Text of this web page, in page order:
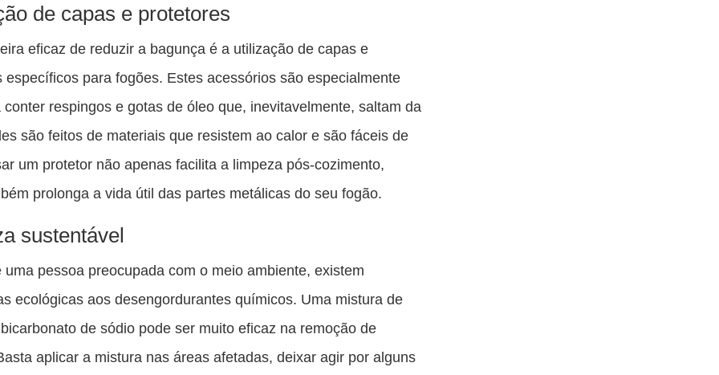
de capas e protetores
eficaz de reduzir a bagunça é a utilização de capas e
específicos para fogões. Estes acessórios são especialmente
conter respingos e gotas de óleo que, inevitavelmente, saltam da
são feitos de materiais que resistem ao calor e são fáceis de
um protetor não apenas facilita a limpeza pós-cozimento,
prolonga a vida útil das partes metálicas do seu fogão.
sustentável
uma pessoa preocupada com o meio ambiente, existem
ecológicas aos desengordurantes químicos. Uma mistura de
de sódio pode ser muito eficaz na remoção de
aplicar a mistura nas áreas afetadas, deixar agir por alguns